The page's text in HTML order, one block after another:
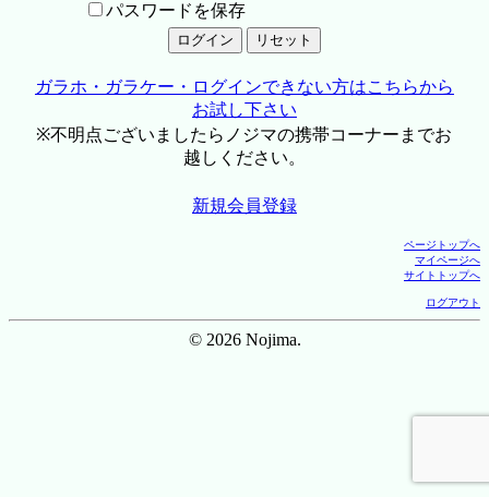
パスワードを保存
ガラホ・ガラケー・ログインできない方はこちらから
お試し下さい
※不明点ございましたらノジマの携帯コーナーまでお
越しください。
新規会員登録
ページトップへ
マイページへ
サイトトップへ
ログアウト
© 2026 Nojima.